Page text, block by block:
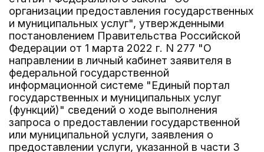
организации предоставления государственных
и муниципальных услуг", утвержденными
постановлением Правительства Российской
Федерации от 1 марта 2022 г. N 277 "О
направлении в личный кабинет заявителя в
федеральной государственной
информационной системе "Единый портал
государственных и муниципальных услуг
(функций)" сведений о ходе выполнения
запроса о предоставлении государственной
или муниципальной услуги, заявления о
предоставлении услуги, указанной в части 3